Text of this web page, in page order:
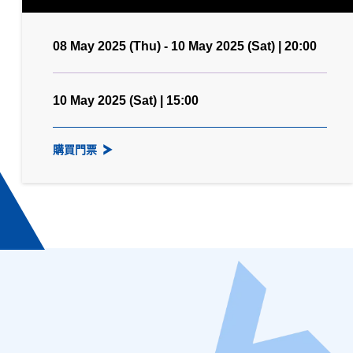
08 May 2025 (Thu) - 10 May 2025 (Sat) | 20:00
10 May 2025 (Sat) | 15:00
購買門票